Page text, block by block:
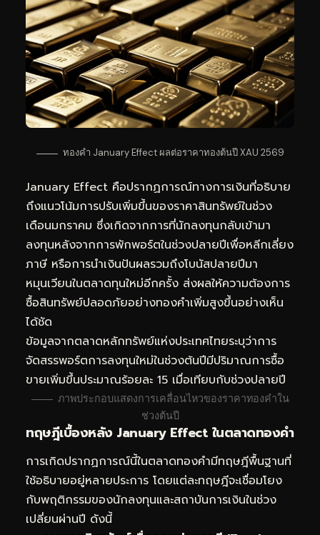
ทองคำ January Effect ผลต่อราคาทองต้นปี XAU 2569
January Effect คือปรากฏการณ์ทางการเงินที่อธิบาย
ถึงแนวโน้มการปรับเพิ่มขึ้นของราคาสินทรัพย์ในช่วง
เดือนมกราคม ซึ่งเกิดจากการที่นักลงทุนกลับเข้ามา
ลงทุนหลังจากการพักพอร์ตในช่วงปลายปีเพื่อหลีกเลี่ยง
ภาษี หรือการนำเงินปันผลรวมถึงโบนัสปลายปีมา
หมุนเวียนในตลาดทุนใหม่อีกครั้ง ส่งผลให้ความต้องการ
ซื้อสินทรัพย์ปลอดภัยอย่างทองคำเพิ่มสูงขึ้นอย่างเห็น
ได้ชัด
ข้อมูลจากตลาดหลักทรัพย์แห่งประเทศไทยระบุว่าการ
จัดสรรพอร์ตการลงทุนใหม่ในช่วงต้นปีมีปริมาณการซื้อ
ขายเพิ่มขึ้นประมาณร้อยละ 15 เมื่อเทียบกับช่วงปลายปี
ภาพประกอบแสดงการเคลื่อนไหวของราคาทองคำใน
ช่วงต้นปี
ทฤษฎีเบื้องหลัง January Effect ในตลาดทองคำ
การเกิดปรากฏการณ์นี้ในตลาดทองคำมีทฤษฎีพื้นฐานที่
ใช้อธิบายอยู่หลายประการ โดยแต่ละทฤษฎีจะเชื่อมโยง
กับพฤติกรรมของนักลงทุนและสถาบันการเงินในช่วง
เปลี่ยนผ่านปี ดังนี้